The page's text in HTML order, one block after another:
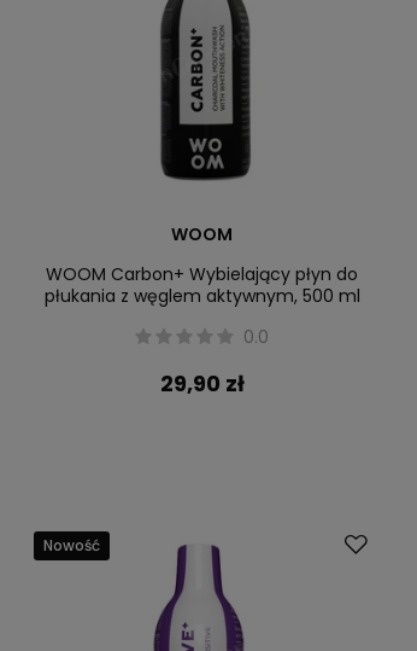
WOOM
WOOM Carbon+ Wybielający płyn do
płukania z węglem aktywnym, 500 ml
0.0
29,90 zł
Nowość